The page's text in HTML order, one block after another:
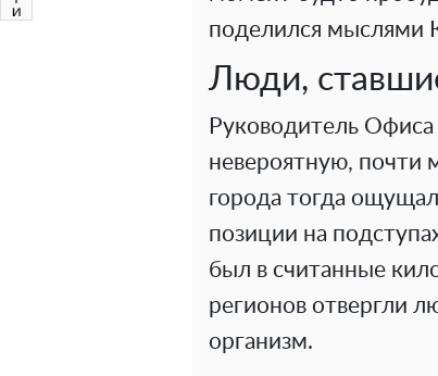
поделился мыслями
Люди,
Руководитель
невероятную, почти
города тогда
позиции на
был в считанные
регионов отвергли
организм.